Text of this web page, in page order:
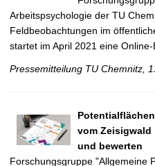
Arbeitspsychologie der TU
Feldbeobachtungen im
startet im April 2021 eine
Pressemitteilung TU Chemnitz,
vom Zeisigwald
und bewerten
Forschungsgruppe "Allgemeine